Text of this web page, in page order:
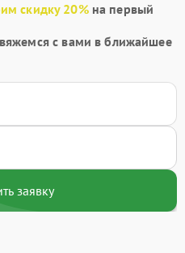
скидку 20%на первый
с вами в ближайшее
заявку